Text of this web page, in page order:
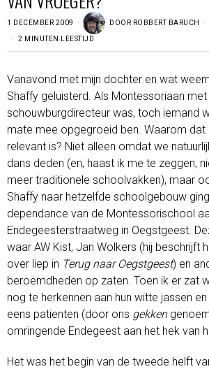
1 DECEMBER 2009 DOOR ROBBERT BARUCH
2 MINUTEN LEESTIJD
Vanavond met mijn dochter en wat
Shaffy geluisterd. Als Montessoriaan
schouwburgdirecteur was, toch iemand
mate mee opgegroeid ben. Waarom dat
relevant is? Niet alleen omdat we
dans deden (en, haast ik me te zeggen,
meer traditionele schoolvakken), maar
Shaffy naar hetzelfde schoolgebouw
dependance van de Montessorischool
Endegeesterstraatweg in Oegstgeest.
waar AW Kist, Jan Wolkers (hij beschrijft
over liep in Terug naar Oegstgeest) en
beroemdheden op zaten. Toen ik er zat
nog te herkennen aan hun witte jassen
eens patienten (door ons gekken
omringende Endegeest aan het hek van
Het was het begin van de tweede helft